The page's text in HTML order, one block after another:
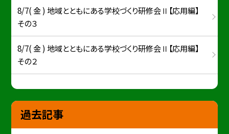
8/7( 金 ) 地域とともにある学校づくり研修会Ⅱ【応用編】
その３
8/7( 金 ) 地域とともにある学校づくり研修会Ⅱ【応用編】
その２
過去記事